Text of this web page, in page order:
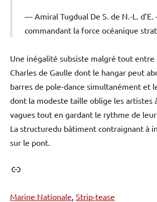
Amiral Tugdual De S. de N.-L.
commandant la force océanique
Une inégalité subsiste malgré tout entre
Charles de Gaulle dont le hangar peut
barres de pole-dance simultanément et
dont la modeste taille oblige les artistes
vagues tout en gardant le rythme de
La structuredu bâtiment contraignant à
sur le pont.
Lien
Marine Nationale, Strip-tease